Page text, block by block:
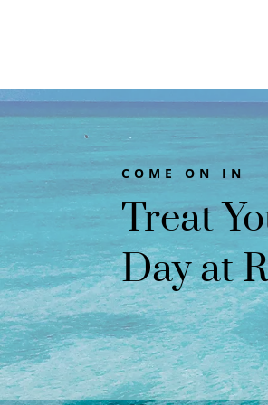
COME ON IN
Treat
Day at